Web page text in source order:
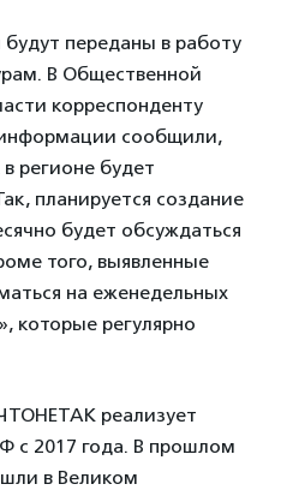
переданы в работу
В Общественной
корреспонденту
сообщили,
регионе будет
планируется создание
будет обсуждаться
того, выявленные
на еженедельных
которые регулярно
реализует
с 2017 года. В прошлом
в Великом